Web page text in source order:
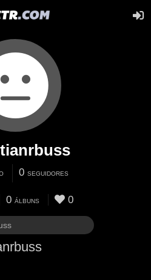
0 SEGUIDORES
0 ÁLBUNS 0